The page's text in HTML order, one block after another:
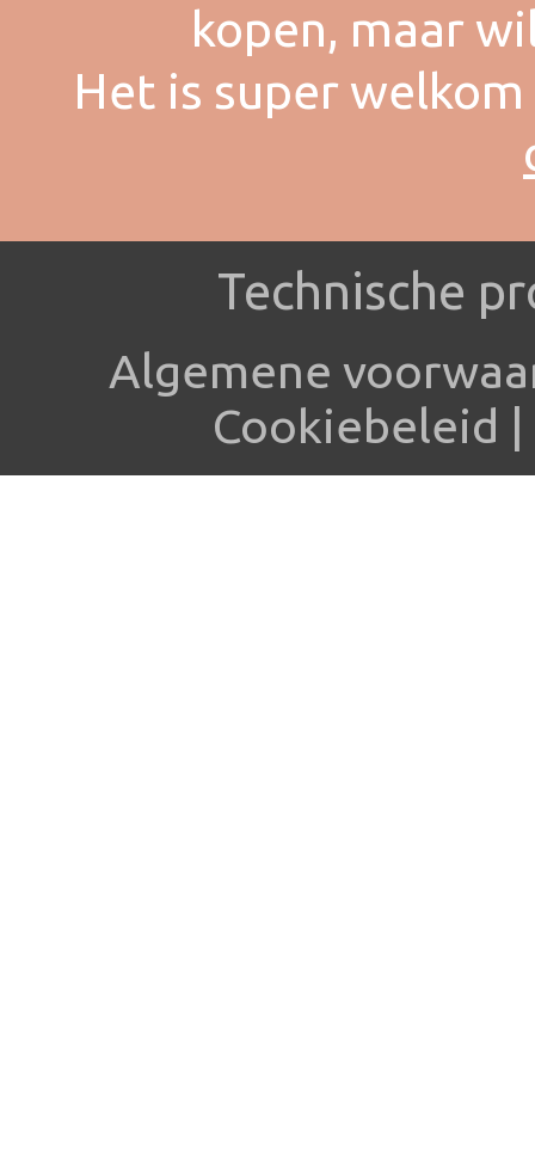
kopen, maar
Het is super
Technische
Algemene
Cookiebeleid